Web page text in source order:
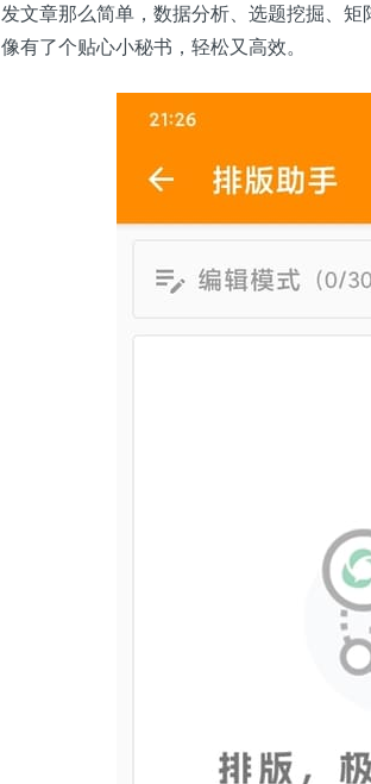
发文章那么简单，数据分析、选题挖掘、
像有了个贴心小秘书，轻松又高效。